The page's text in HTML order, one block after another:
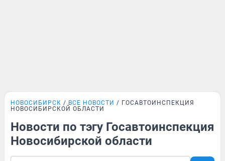
НОВОСИБИРСК ВСЕ НОВОСТИ
ГОСАВТОИНСПЕКЦИЯ
НОВОСИБИРСКОЙ ОБЛАСТИ
Новости по тэгу Госавтоинспекция
Новосибирской области